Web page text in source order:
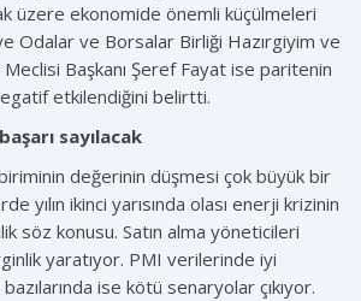
üzere ekonomide önemli küçülmeleri
Odalar ve Borsalar Birliği Hazırgiyim ve
Başkanı Şeref Fayat ise paritenin
etkilendiğini belirtti.
sayılacak
değerinin düşmesi çok büyük bir
yılın ikinci yarısında olası enerji krizinin
söz konusu. Satın alma yöneticileri
yaratıyor. PMI verilerinde iyi
ise kötü senaryolar çıkıyor.